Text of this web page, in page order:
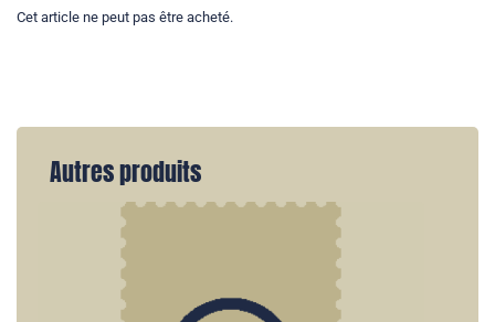
Cet article ne peut pas être acheté.
Autres produits